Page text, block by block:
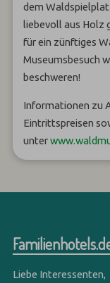
dem
liebevoll aus Holz
für ein zünftiges
Museumsbesuch
beschweren!
Informationen zu
Eintrittspreisen
unter
Liebe Interessenten,